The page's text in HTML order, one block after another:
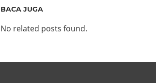
BACA JUGA
No related posts found.